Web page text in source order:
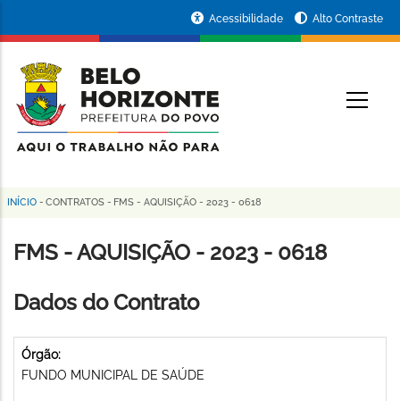
conteúdo
principal
da
Prefeitura
de
Horizonte
Acessibilidade Alto Contraste
Trilha
de
INÍCIO - CONTRATOS - FMS - AQUISIÇÃO - 2023 - 0618
FMS - AQUISIÇÃO - 2023 - 0618
Dados do Contrato
Órgão:
FUNDO MUNICIPAL DE SAÚDE